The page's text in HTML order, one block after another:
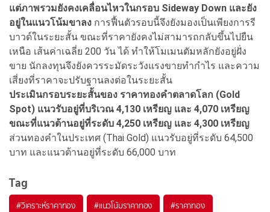
แต่ภาพรวมยังคงเคลื่อนไหวในกรอบ Sideway Down และยัง
อยู่ในแนวโน้มขาลง การฟื้นตัวรอบนี้จึงยังมองเป็นเพียงการรี
บาวด์ในระยะสั้น ขณะที่ราคายังคงไม่สามารถกลับขึ้นไปยืน
เหนือ เส้นค่าเฉลี่ย 200 วัน ได้ ทําให้โมเมนตัมหลักยังอยู่ฝั่ง
ขาย นักลงทุนจึงยังควรระมัดระวังแรงขายทํากําไร และความ
เสี่ยงที่ราคาจะปรับฐานลงต่อในระยะสั้น
ประเมินกรอบระยะสั้นของ ราคาทองคําตลาดโลก (Gold
Spot) แนวรับอยู่ที่บริเวณ 4,130 เหรียญ และ 4,070 เหรียญ
ขณะที่แนวต้านอยู่ที่ระดับ 4,250 เหรียญ และ 4,300 เหรียญ
ส่วนทองคําในประเทศ (Thai Gold) แนวรับอยู่ที่ระดับ 64,500
บาท และแนวต้านอยู่ที่ระดับ 66,000 บาท
Tag
#วิเคราะห์ราคาทอง #แนวโน้มราคาทอง #ราคาทอง